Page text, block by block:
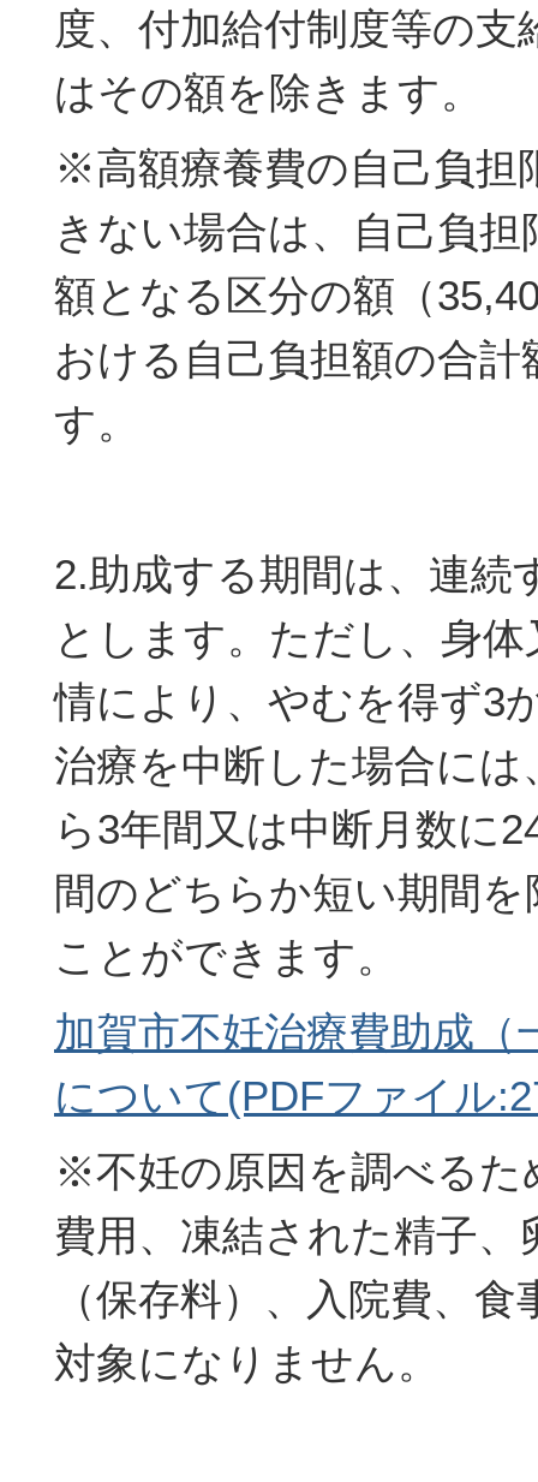
度、付加給付制度等の支
はその額を除きます。
※高額療養費の自己負担
きない場合は、自己負
額となる区分の額（
おける自己負担額の合
す。
2.助成する期間は、連続
とします。ただし、身
情により、やむを得ず3
治療を中断した場合には
ら3年間又は中断月数に
間のどちらか短い期間
ことができます。
加賀市不妊治療費助成（
について(PDFファイル
※不妊の原因を調べるた
費用、凍結された精子、
（保存料）、入院費、
対象になりません。